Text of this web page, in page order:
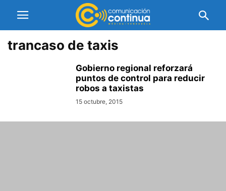
trancaso de taxis
Gobierno regional reforzará
puntos de control para reducir
robos a taxistas
15 octubre, 2015